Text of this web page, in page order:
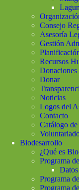
Consejo
Asesoría
Gestión
Recursos
Donar
Noticias
Logos del
Contacto
Catálogo
Biodesarrollo
¿Qué es
Programa
Programa
Programa